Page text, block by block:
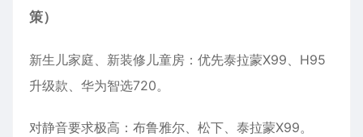
策）
新生儿家庭、新装修儿童房：优先泰拉蒙X99、H95
升级款、华为智选720。
对静音要求极高：布鲁雅尔、松下、泰拉蒙X99。